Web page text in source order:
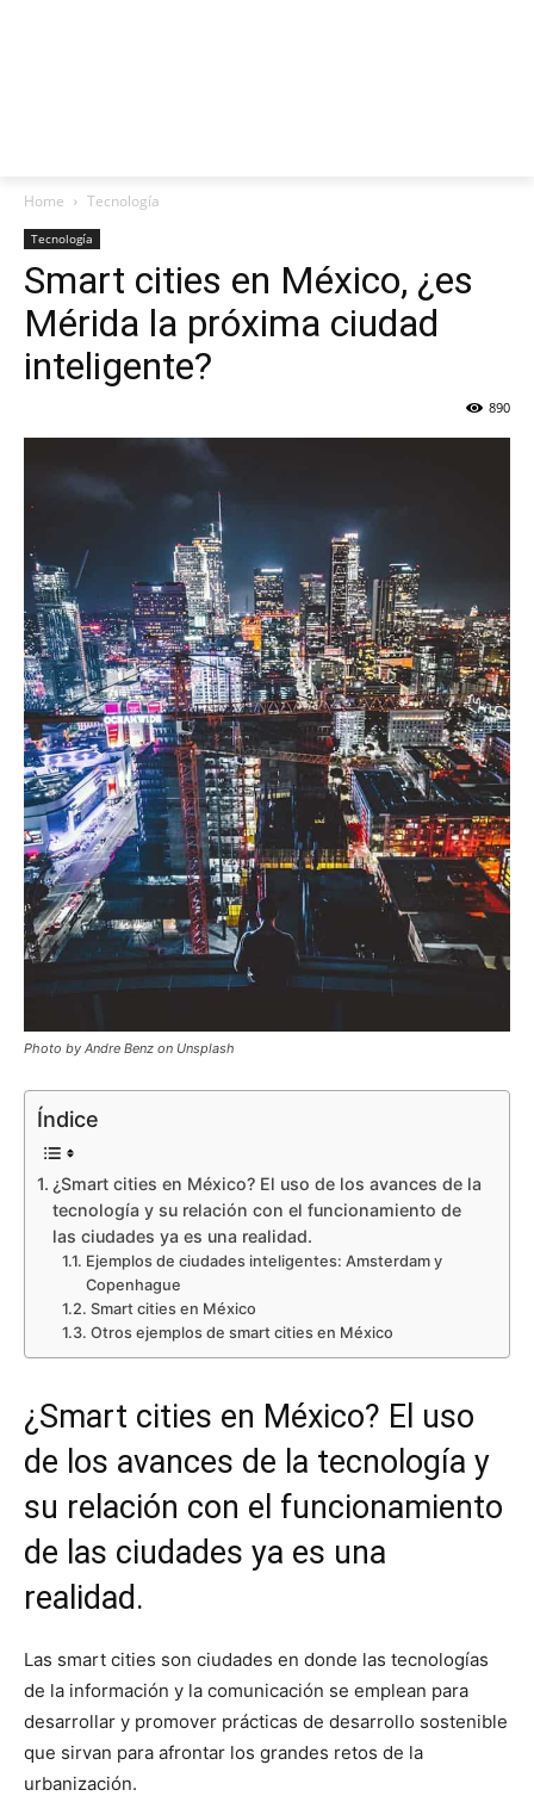
Home Tecnología
Tecnología
Smart cities en México, ¿es
Mérida la próxima ciudad
inteligente?
890
Photo by Andre Benz on Unsplash
Índice
¿Smart cities en México? El uso de los avances de la
tecnología y su relación con el funcionamiento de
las ciudades ya es una realidad.
Ejemplos de ciudades inteligentes: Amsterdam y
Copenhague
Smart cities en México
Otros ejemplos de smart cities en México
¿Smart cities en México? El uso
de los avances de la tecnología y
su relación con el funcionamiento
de las ciudades ya es una
realidad.
Las smart cities son ciudades en donde las tecnologías
de la información y la comunicación se emplean para
desarrollar y promover prácticas de desarrollo sostenible
que sirvan para afrontar los grandes retos de la
urbanización.